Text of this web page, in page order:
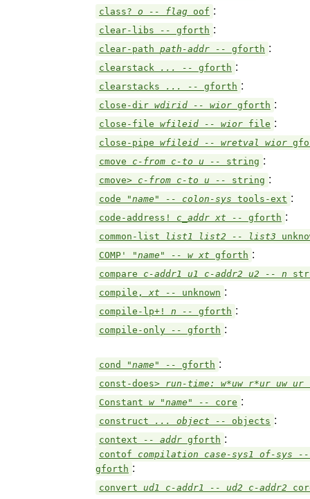
class? o -- flag oof :
clear-libs -- gforth :
clear-path path-addr -- gforth :
clearstack ... -- gforth :
clearstacks ... -- gforth :
close-dir wdirid -- wior gforth :
close-file wfileid -- wior file :
close-pipe wfileid -- wretval wior
cmove c-from c-to u -- string :
cmove> c-from c-to u -- string :
code "name" -- colon-sys tools-ext :
code-address! c_addr xt -- gforth :
common-list list1 list2 -- list3
COMP'
"name" -- w xt gforth :
compare c-addr1 u1 c-addr2 u2 -- n
compile, xt -- unknown :
compile-lp+! n -- gforth :
compile-only -- gforth :
cond "name" -- gforth :
const-does> run-time: w*uw r*ur uw
Constant w "name" -- core :
construct ... object -- objects :
context -- addr gforth :
contof compilation case-sys1 of-sys
gforth :
convert ud1 c-addr1 -- ud2 c-addr2